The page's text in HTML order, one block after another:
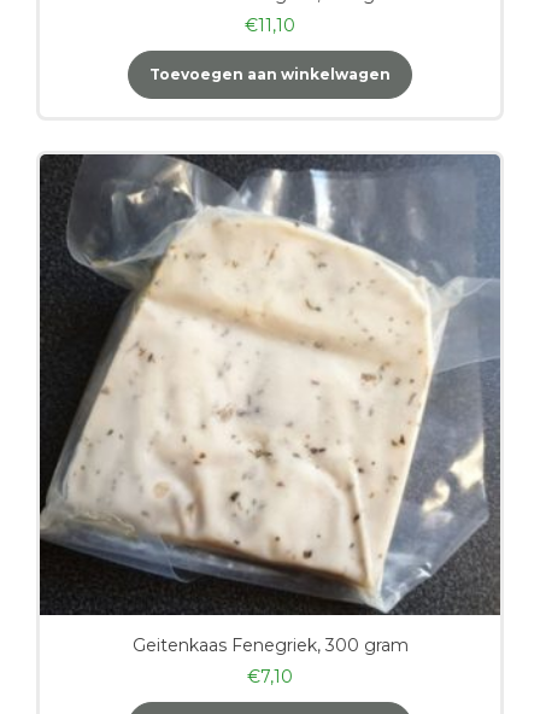
€11,10
Toevoegen aan winkelwagen
Geitenkaas Fenegriek, 300 gram
€7,10